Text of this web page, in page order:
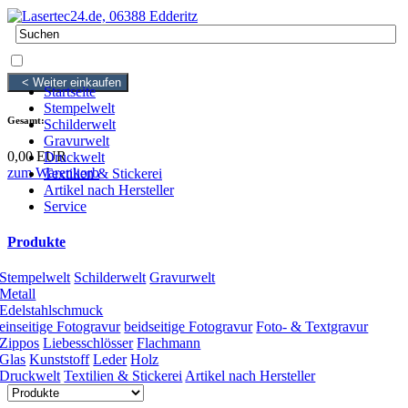
< Weiter einkaufen
Gesamt:
0,00 EUR
zum Warenkorb
Startseite
Stempelwelt
Schilderwelt
Gravurwelt
Druckwelt
Textilien & Stickerei
Artikel nach Hersteller
Service
Produkte
Stempelwelt Schilderwelt Gravurwelt
Metall
Edelstahlschmuck
einseitige Fotogravur beidseitige Fotogravur Foto- & Textgravur
Zippos Liebesschlösser Flachmann
Glas Kunststoff Leder Holz
Druckwelt Textilien & Stickerei Artikel nach Hersteller